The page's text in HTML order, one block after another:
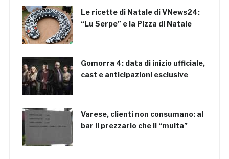
Le ricette di Natale di VNews24:
“Lu Serpe” e la Pizza di Natale
Gomorra 4: data di inizio ufficiale,
cast e anticipazioni esclusive
Varese, clienti non consumano: al
bar il prezzario che li “multa”